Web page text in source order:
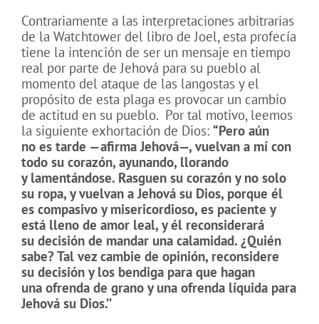
Contrariamente a las interpretaciones arbitrarias
de la Watchtower del libro de Joel, esta profecía
tiene la intención de ser un mensaje en tiempo
real por parte de Jehová para su pueblo al
momento del ataque de las langostas y el
propósito de esta plaga es provocar un cambio
de actitud en su pueblo. Por tal motivo, leemos
la siguiente exhortación de Dios: “Pero aún
no es tarde —afirma Jehová—, vuelvan a mí con
todo su corazón, ayunando, llorando
y lamentándose. Rasguen su corazón y no solo
su ropa, y vuelvan a Jehová su Dios, porque él
es compasivo y misericordioso, es paciente y
está lleno de amor leal, y él reconsiderará
su decisión de mandar una calamidad. ¿Quién
sabe? Tal vez cambie de opinión, reconsidere
su decisión y los bendiga para que hagan
una ofrenda de grano y una ofrenda líquida para
Jehová su Dios.’’